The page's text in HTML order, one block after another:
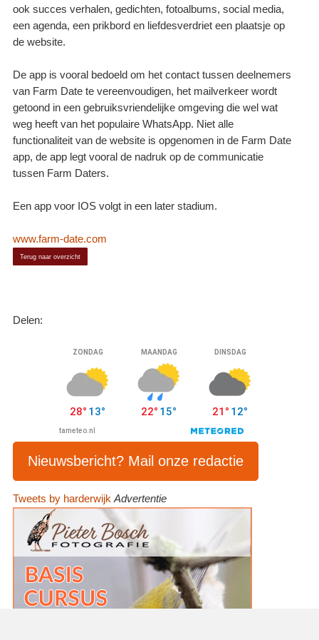
ook succes verhalen, gedichten, fotoalbums, social media,
een agenda, een prikbord en liefdesverdriet een plaatsje op
de website.
De app is vooral bedoeld om het contact tussen deelnemers
van Farm Date te vereenvoudigen, het mailverkeer wordt
getoond in een gebruiksvriendelijke omgeving die wel wat
weg heeft van het populaire WhatsApp. Niet alle
functionaliteit van de website is opgenomen in de Farm Date
app, de app legt vooral de nadruk op de communicatie
tussen Farm Daters.
Een app voor IOS volgt in een later stadium.
www.farm-date.com
Terug naar overzicht
Delen:
Nieuwsbericht? Mail onze redactie
Tweets by harderwijk Advertentie